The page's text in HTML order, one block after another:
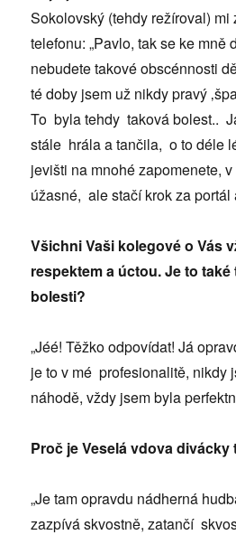
Sokolovský (tehdy režíroval)
telefonu: „Pavlo, tak se ke mně
nebudete takové obscénnosti
té doby jsem už nikdy pravý
To byla tehdy taková bolest..
stále hrála a tančila, o to déle
jevišti na mnohé zapomenete,
úžasné, ale stačí krok za portál
Všichni Vaši kolegové o Vás
respektem a úctou. Je to
bolesti?
„Jéé! Těžko odpovídat! Já
je to v mé profesionalitě, nikdy
náhodě, vždy jsem byla
Proč je Veselá vdova divácky
„Je tam opravdu nádherná
zazpívá skvostně, zatančí